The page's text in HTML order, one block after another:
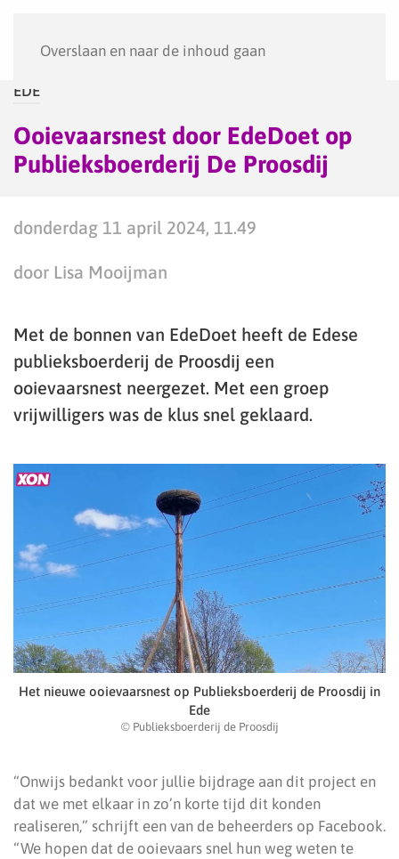
Overslaan en naar de inhoud gaan
EDE
Ooievaarsnest door EdeDoet op
Publieksboerderij De Proosdij
donderdag 11 april 2024, 11.49
door Lisa Mooijman
Met de bonnen van EdeDoet heeft de Edese
publieksboerderij de Proosdij een
ooievaarsnest neergezet. Met een groep
vrijwilligers was de klus snel geklaard.
Het nieuwe ooievaarsnest op Publieksboerderij de Proosdij in
Ede
© Publieksboerderij de Proosdij
“Onwijs bedankt voor jullie bijdrage aan dit project en
dat we met elkaar in zo’n korte tijd dit konden
realiseren,” schrijft een van de beheerders op Facebook.
“We hopen dat de ooievaars snel hun weg weten te